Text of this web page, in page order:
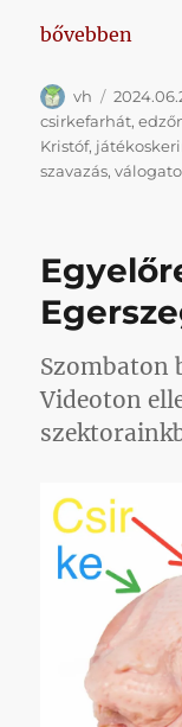
„Napikispest,
bővebben
Szerző
vh
csirkefarhát,
Kristóf,
szavazás,
Szombaton
Videoton